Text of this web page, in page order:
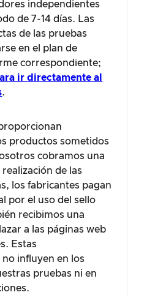
independientes
de 7-14 días. Las
de las pruebas
en el plan de
correspondiente;
ir directamente al
.
productos sometidos
cobramos una
de las
los fabricantes pagan
por el uso del sello
recibimos una
a las páginas web
Estas
influyen en los
pruebas ni en